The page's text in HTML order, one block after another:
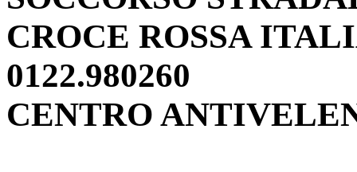
CROCE ROSSA
0122.980260
CENTRO